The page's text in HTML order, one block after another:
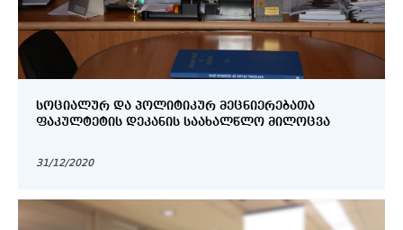
ᲡᲝᲪᲘᲐᲚᲣᲠ ᲓᲐ ᲞᲝᲚᲘᲢᲘᲙᲣᲠ ᲛᲔᲪᲜᲘᲔᲠᲔᲑᲐᲗᲐ
ᲤᲐᲙᲣᲚᲢᲔᲢᲘᲡ ᲓᲔᲙᲐᲜᲘᲡ ᲡᲐᲐᲮᲐᲚᲬᲚᲝ ᲛᲘᲚᲝᲪᲕᲐ
31/12/2020